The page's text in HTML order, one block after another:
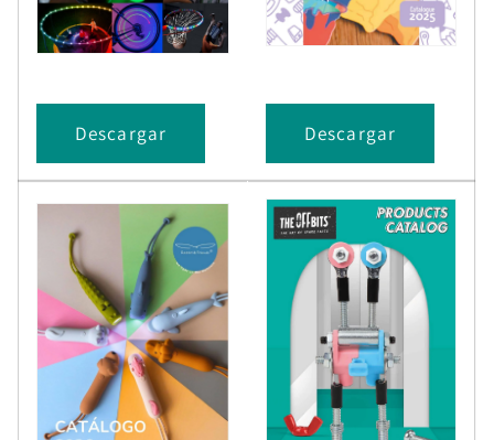
Descargar Descargar